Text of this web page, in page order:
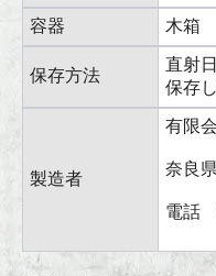
容器 木箱
保存方法
直射
保存
製造者
有限
奈良
電話